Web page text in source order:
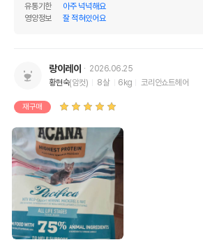
유통기한
아주 넉넉해요
영양정보
잘 적혀있어요
랑이레이
2026.06.25
황현숙(암컷) 8살 6kg 코리안쇼트헤어
재구매